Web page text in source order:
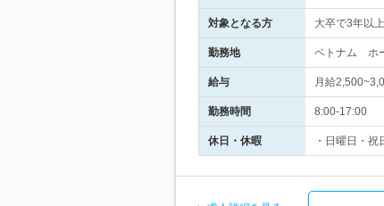
対象となる方 大卒で3年以
勤務地 ベトナム ホ
給与 月給
勤務時間 8:00-17:00
休日・休暇 ・日曜日・祝